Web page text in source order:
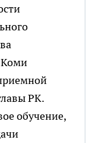
Коми
РК.
обучение,